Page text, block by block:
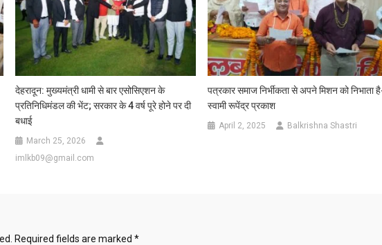
देहरादून: मुख्यमंत्री धामी से बार एसोसिएशन के
प्रतिनिधिमंडल की भेंट; सरकार के 4 वर्ष पूरे होने पर दी
बधाई
March 25, 2026
imlkb09@gmail.com
पत्रकार समाज निर्भीकता से अपने मिशन को निभाता
स्वामी रूपेंद्र प्रकाश
April 2, 2025 Balkrishna Shastri
Required fields are marked *